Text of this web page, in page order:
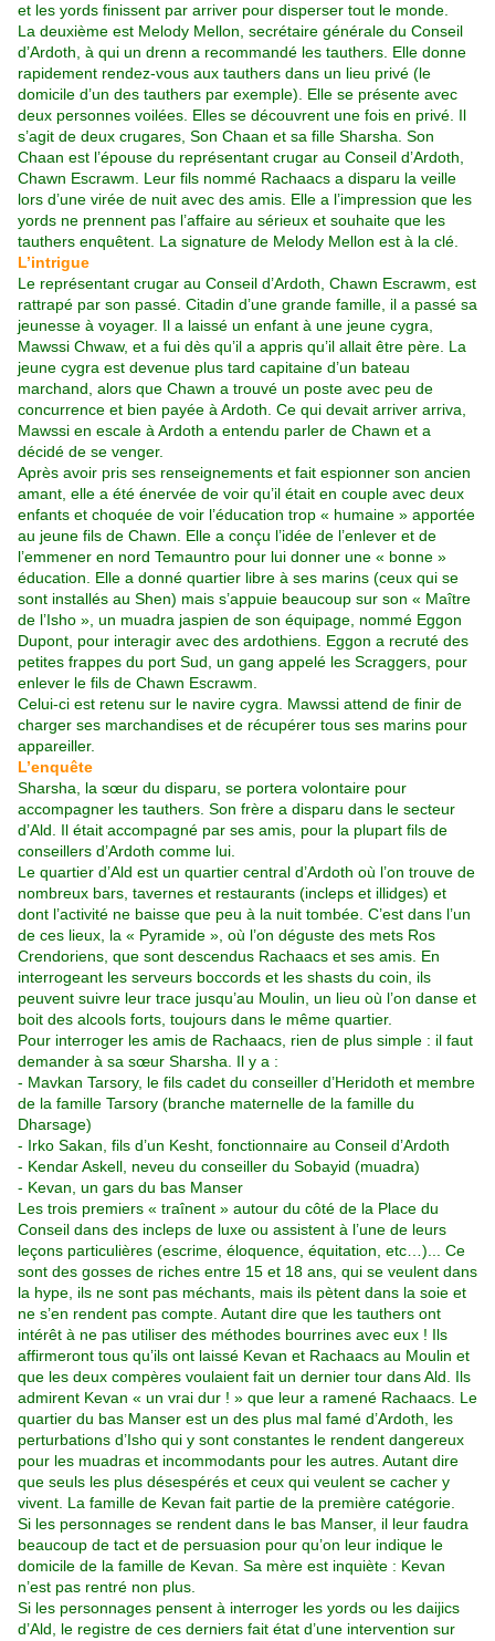
et les yords finissent par arriver pour disperser tout le monde.
La deuxième est Melody Mellon, secrétaire générale du Conseil
d’Ardoth, à qui un drenn a recommandé les tauthers. Elle donne
rapidement rendez-vous aux tauthers dans un lieu privé (le
domicile d’un des tauthers par exemple). Elle se présente avec
deux personnes voilées. Elles se découvrent une fois en privé. Il
s’agit de deux crugares, Son Chaan et sa fille Sharsha. Son
Chaan est l’épouse du représentant crugar au Conseil d’Ardoth,
Chawn Escrawm. Leur fils nommé Rachaacs a disparu la veille
lors d’une virée de nuit avec des amis. Elle a l’impression que les
yords ne prennent pas l’affaire au sérieux et souhaite que les
tauthers enquêtent. La signature de Melody Mellon est à la clé.
L’intrigue
Le représentant crugar au Conseil d’Ardoth, Chawn Escrawm, est
rattrapé par son passé. Citadin d’une grande famille, il a passé sa
jeunesse à voyager. Il a laissé un enfant à une jeune cygra,
Mawssi Chwaw, et a fui dès qu’il a appris qu’il allait être père. La
jeune cygra est devenue plus tard capitaine d’un bateau
marchand, alors que Chawn a trouvé un poste avec peu de
concurrence et bien payée à Ardoth. Ce qui devait arriver arriva,
Mawssi en escale à Ardoth a entendu parler de Chawn et a
décidé de se venger.
Après avoir pris ses renseignements et fait espionner son ancien
amant, elle a été énervée de voir qu’il était en couple avec deux
enfants et choquée de voir l’éducation trop « humaine » apportée
au jeune fils de Chawn. Elle a conçu l’idée de l’enlever et de
l’emmener en nord Temauntro pour lui donner une « bonne »
éducation. Elle a donné quartier libre à ses marins (ceux qui se
sont installés au Shen) mais s’appuie beaucoup sur son « Maître
de l’Isho », un muadra jaspien de son équipage, nommé Eggon
Dupont, pour interagir avec des ardothiens. Eggon a recruté des
petites frappes du port Sud, un gang appelé les Scraggers, pour
enlever le fils de Chawn Escrawm.
Celui-ci est retenu sur le navire cygra. Mawssi attend de finir de
charger ses marchandises et de récupérer tous ses marins pour
appareiller.
L’enquête
Sharsha, la sœur du disparu, se portera volontaire pour
accompagner les tauthers. Son frère a disparu dans le secteur
d’Ald. Il était accompagné par ses amis, pour la plupart fils de
conseillers d’Ardoth comme lui.
Le quartier d’Ald est un quartier central d’Ardoth où l’on trouve de
nombreux bars, tavernes et restaurants (incleps et illidges) et
dont l’activité ne baisse que peu à la nuit tombée. C’est dans l’un
de ces lieux, la « Pyramide », où l’on déguste des mets Ros
Crendoriens, que sont descendus Rachaacs et ses amis. En
interrogeant les serveurs boccords et les shasts du coin, ils
peuvent suivre leur trace jusqu’au Moulin, un lieu où l’on danse et
boit des alcools forts, toujours dans le même quartier.
Pour interroger les amis de Rachaacs, rien de plus simple : il faut
demander à sa sœur Sharsha. Il y a :
- Mavkan Tarsory, le fils cadet du conseiller d’Heridoth et membre
de la famille Tarsory (branche maternelle de la famille du
Dharsage)
- Irko Sakan, fils d’un Kesht, fonctionnaire au Conseil d’Ardoth
- Kendar Askell, neveu du conseiller du Sobayid (muadra)
- Kevan, un gars du bas Manser
Les trois premiers « traînent » autour du côté de la Place du
Conseil dans des incleps de luxe ou assistent à l’une de leurs
leçons particulières (escrime, éloquence, équitation, etc…)... Ce
sont des gosses de riches entre 15 et 18 ans, qui se veulent dans
la hype, ils ne sont pas méchants, mais ils pètent dans la soie et
ne s’en rendent pas compte. Autant dire que les tauthers ont
intérêt à ne pas utiliser des méthodes bourrines avec eux ! Ils
affirmeront tous qu’ils ont laissé Kevan et Rachaacs au Moulin et
que les deux compères voulaient fait un dernier tour dans Ald. Ils
admirent Kevan « un vrai dur ! » que leur a ramené Rachaacs. Le
quartier du bas Manser est un des plus mal famé d’Ardoth, les
perturbations d’Isho qui y sont constantes le rendent dangereux
pour les muadras et incommodants pour les autres. Autant dire
que seuls les plus désespérés et ceux qui veulent se cacher y
vivent. La famille de Kevan fait partie de la première catégorie.
Si les personnages se rendent dans le bas Manser, il leur faudra
beaucoup de tact et de persuasion pour qu’on leur indique le
domicile de la famille de Kevan. Sa mère est inquiète : Kevan
n’est pas rentré non plus.
Si les personnages pensent à interroger les yords ou les daijics
d’Ald, le registre de ces derniers fait état d’une intervention sur